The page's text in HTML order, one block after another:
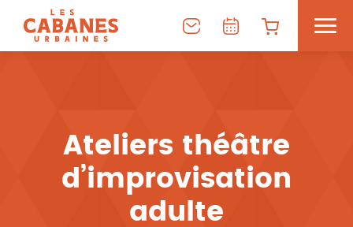
Ateliers théâtre
d’improvisation
adulte